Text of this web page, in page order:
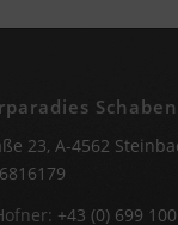
23, A-4562
+43 (0) 699